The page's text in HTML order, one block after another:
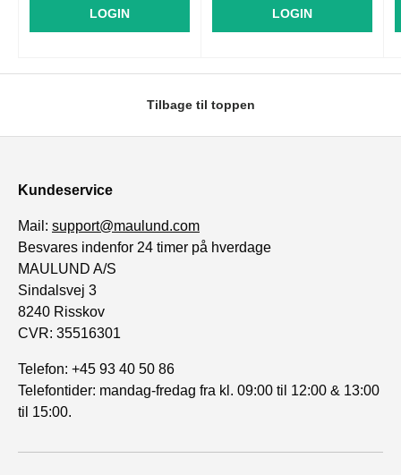
LOGIN
LOGIN
Tilbage til toppen
Kundeservice
Mail: support@maulund.com
Besvares indenfor 24 timer på hverdage
MAULUND A/S
Sindalsvej 3
8240 Risskov
CVR: 35516301
Telefon: +45 93 40 50 86
Telefontider: mandag-fredag fra kl. 09:00 til 12:00 & 13:00
til 15:00.